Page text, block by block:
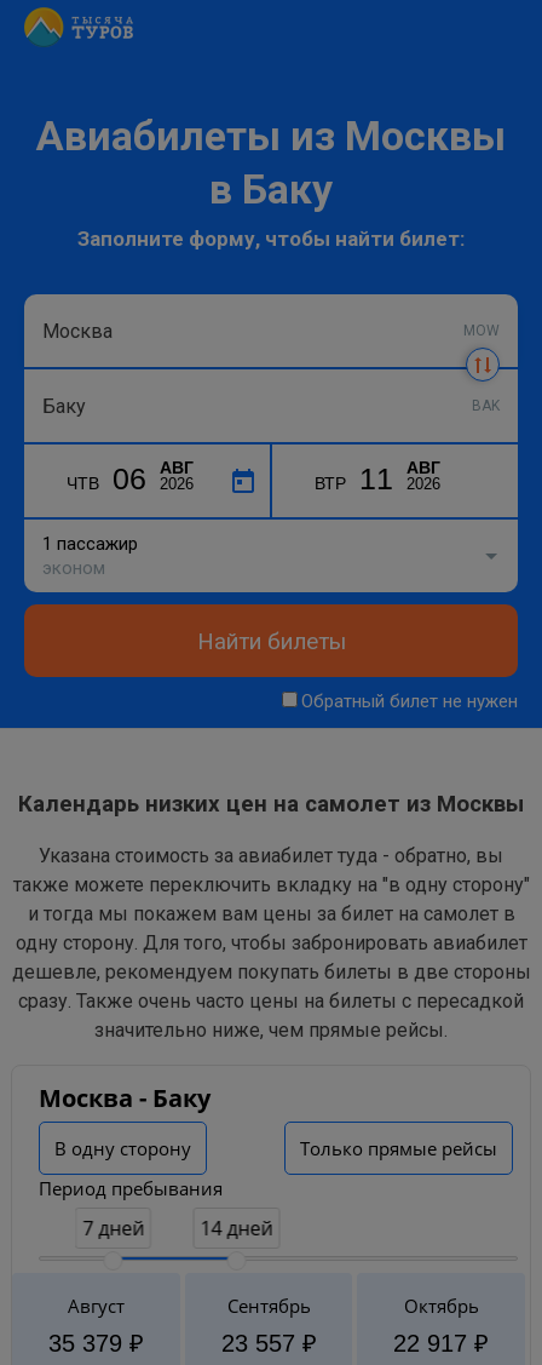
Авиабилеты из Москвы
в Баку
Заполните форму, чтобы найти билет:
MOW
BAK
ЧТВ 06 АВГ
2026 ВТР 11 АВГ
2026
1 пассажир
эконом
Найти билеты
Обратный билет не нужен
Календарь низких цен на самолет из Москвы
Указана стоимость за авиабилет туда - обратно, вы
также можете переключить вкладку на "в одну сторону"
и тогда мы покажем вам цены за билет на самолет в
одну сторону. Для того, чтобы забронировать авиабилет
дешевле, рекомендуем покупать билеты в две стороны
сразу. Также очень часто цены на билеты с пересадкой
значительно ниже, чем прямые рейсы.
Москва - Баку
В одну сторону
Только прямые рейсы
Период пребывания
7 дней 14 дней
Август
35 379 ₽
Сентябрь
23 557 ₽
Октябрь
22 917 ₽